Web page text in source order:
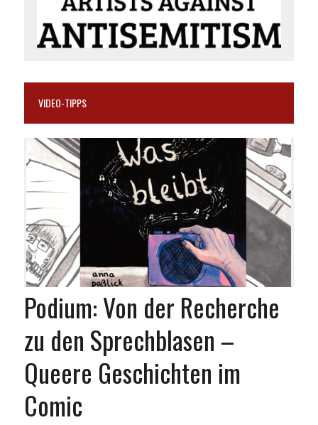
VIDEO-TIPPS
Podium: Von der Recherche
zu den Sprechblasen –
Queere Geschichten im
Comic